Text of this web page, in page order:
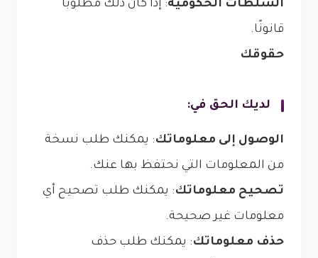
السلطات الحكومية: إذا كان ذلك مطلوبًا
قانونًا.
حقوقك
لديك الحق في:
الوصول إلى معلوماتك: يمكنك طلب نسخة
من المعلومات التي نحتفظ بها عنك.
تصحيح معلوماتك: يمكنك طلب تصحيح أي
معلومات غير صحيحة.
حذف معلوماتك: يمكنك طلب حذف